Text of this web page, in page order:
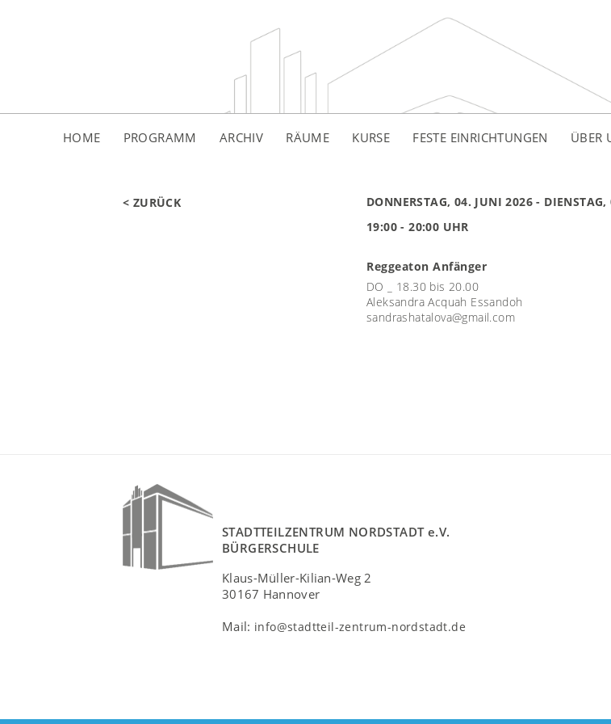
HOME PROGRAMM ARCHIV RÄUME KURSE FESTE EINRICHTUNGEN ÜBER
< ZURÜCK DONNERSTAG, 04. JUNI 2026 -
19:00 - 20:00 UHR
Reggeaton Anfänger
DO _ 18.30 bis 20.00
Aleksandra Acquah Essandoh
sandrashatalova@gmail.com
STADTTEILZENTRUM NORDSTADT e.V.
BÜRGERSCHULE
Klaus-Müller-Kilian-Weg 2
30167 Hannover
Mail: info@stadtteil-zentrum-nordstadt.de